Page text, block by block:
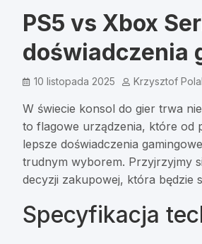
PS5 vs Xbox
doświadczenia
10 listopada 2025 Krzysztof
W świecie konsol do gier trwa
to flagowe urządzenia, które od
lepsze doświadczenia
trudnym wyborem. Przyjrzyjmy
decyzji zakupowej, która będzie
Specyfikacja